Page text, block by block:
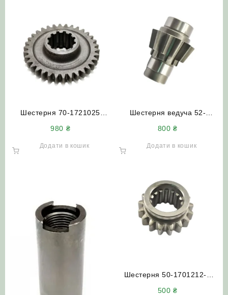
Шестерня 70-1721025
980 ₴
Додати в кошик
Шестерня ведуча 52-
800₴
Додати в кошик
Шестерня 50-1701212-А
500₴